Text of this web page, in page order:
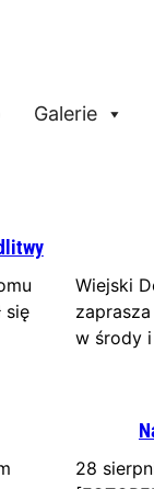
Galerie
się
Wiejski
w środy
28